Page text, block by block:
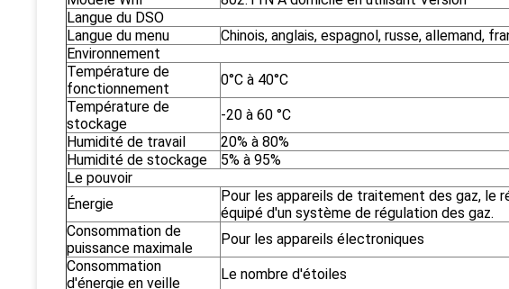
Langue du DSO
Langue du menu
Chinois, anglais, espagnol, russe, allemand,
Environnement
Température de
fonctionnement
0°C à 40°C
Température de
stockage
-20 à 60 °C
Humidité de travail
20% à 80%
Humidité de stockage
5% à 95%
Le pouvoir
Énergie
Pour les appareils de traitement des gaz, le
équipé d'un système de régulation des gaz.
Consommation de
puissance maximale
Pour les appareils électroniques
Consommation
d'énergie en veille
Le nombre d'étoiles